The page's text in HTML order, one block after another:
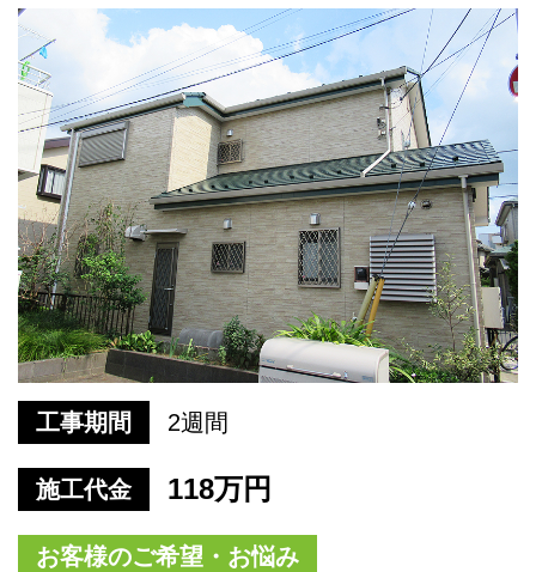
工事期間 2週間
施工代金 118万円
お客様のご希望・お悩み